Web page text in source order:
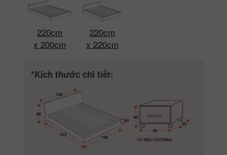
220cm
x 200cm
220cm
x 220cm
*Kích thước chi tiết: